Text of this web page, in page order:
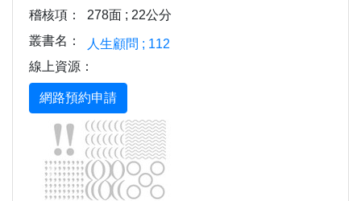
稽核項：
278面 ; 22公分
叢書名：
人生顧問 ; 112
線上資源：
Previous